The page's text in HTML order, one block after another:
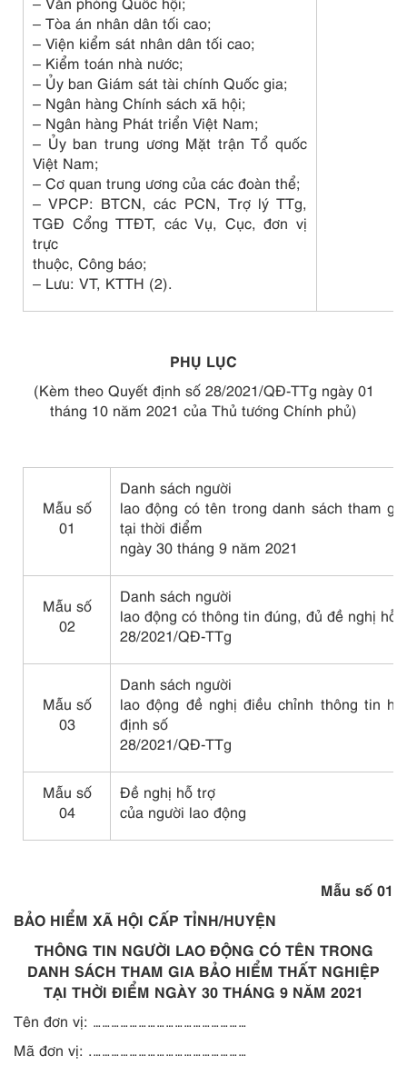
– Tòa án nhân dân tối cao;
– Viện kiểm sát nhân dân tối cao;
– Kiểm toán nhà nước;
– Ủy ban Giám sát tài chính Quốc gia;
– Ngân hàng Chính sách xã hội;
– Ngân hàng Phát triển Việt Nam;
– Ủy ban trung ương Mặt trận Tổ quốc
Việt Nam;
– Cơ quan trung ương của các đoàn thể;
– VPCP: BTCN, các PCN, Trợ lý TTg,
TGĐ Cổng TTĐT, các Vụ, Cục, đơn vị
trực
thuộc, Công báo;
– Lưu: VT, KTTH (2).
PHỤ LỤC
(Kèm theo Quyết định số 28/2021/QĐ-TTg ngày 01
tháng 10 năm 2021 của Thủ tướng Chính phủ)
Mẫu số
01
Danh sách người
lao động có tên trong danh sách tham
tại thời điểm
ngày 30 tháng 9 năm 2021
Mẫu số
02
Danh sách người
lao động có thông tin đúng, đủ đề nghị hỗ
28/2021/QĐ-TTg
Mẫu số
03
Danh sách người
lao động đề nghị điều chỉnh thông tin
định số
28/2021/QĐ-TTg
Mẫu số
04
Đề nghị hỗ trợ
của người lao động
Mẫu số 01
BẢO HIỂM XÃ HỘI CẤP TỈNH/HUYỆN
THÔNG TIN NGƯỜI LAO ĐỘNG CÓ TÊN TRONG
DANH SÁCH THAM GIA BẢO HIỂM THẤT NGHIỆP
TẠI THỜI ĐIỂM NGÀY 30 THÁNG 9 NĂM 2021
Tên đơn vị: ……………………………………………
Mã đơn vị: .……………………………………………